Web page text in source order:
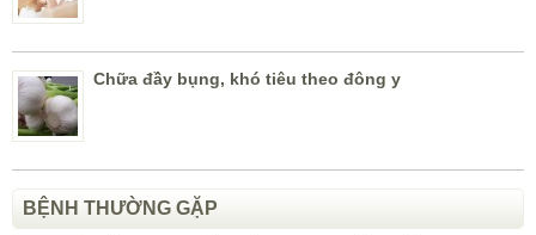
Chữa đầy bụng, khó tiêu theo đông y
BỆNH THƯỜNG GẶP